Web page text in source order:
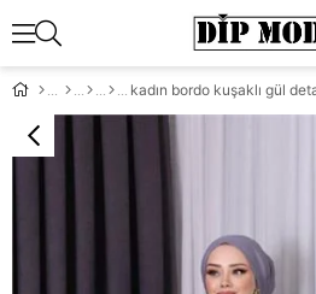
kadın bordo kuşaklı gül